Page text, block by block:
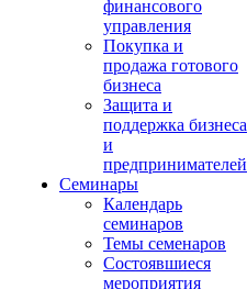
финансового
управления
Покупка и
продажа готового
бизнеса
Защита и
поддержка бизнеса
и
предпринимателей
Семинары
Календарь
семинаров
Темы семенаров
Состоявшиеся
мероприятия